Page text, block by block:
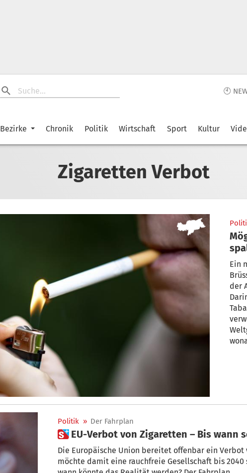
🕙
Bezirke Chronik Politik Wirtschaft Sport Kultur
Zigaretten Verbot
in
Ein
der
Politik » Der Fahrplan
 EU-Verbot von Zigaretten – Bis
Die Europäische Union bereitet offenbar ein Verbot
möchte damit eine rauchfreie Gesellschaft bis